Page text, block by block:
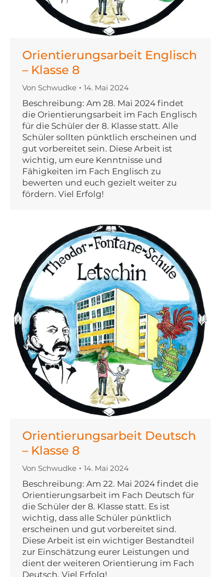
Orientierungsarbeit Englisch
– Klasse 8
Von Schwudke 14. Mai 2024
Beschreibung: Am 28. Mai 2024 findet
die Orientierungsarbeit im Fach Englisch
für die Schüler der 8. Klasse statt. Alle
Schüler sollten pünktlich erscheinen und
gut vorbereitet sein. Diese Arbeit ist
wichtig, um eure Kenntnisse und
Fähigkeiten im Fach Englisch zu
bewerten und euch gezielt weiter zu
fördern. Viel Erfolg!
Orientierungsarbeit Deutsch
– Klasse 8
Von Schwudke 14. Mai 2024
Beschreibung: Am 22. Mai 2024 findet die
Orientierungsarbeit im Fach Deutsch für
die Schüler der 8. Klasse statt. Es ist
wichtig, dass alle Schüler pünktlich
erscheinen und gut vorbereitet sind.
Diese Arbeit ist ein wichtiger Bestandteil
zur Einschätzung eurer Leistungen und
dient der weiteren Orientierung im Fach
Deutsch. Viel Erfolg!